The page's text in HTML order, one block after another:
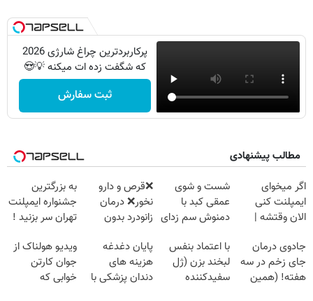
پرکاربردترین چراغ شارژی 2026
که شگفت زده ات میکنه 💡😍
ثبت سفارش
مطالب پیشنهادی
اگر میخوای
ایمپلنت کنی
الان وقتشه |
میلیون تومان!!!
شست و شوی
عمقی کبد با
دمنوش سم زدای
❌قرص‌ و دارو
نخور❌ درمان
زانودرد بدون
به بزرگترین
جشنواره ایمپلنت
تهران سر بزنید !
میلیون !
جادوی درمان
جای زخم در سه
هفته! (همین
با اعتماد بنفس
لبخند بزن (ژل
سفیدکننده
پایان دغدغه
هزینه های
دندان پزشکی با
ویدیو هولناک از
جوان کارتن
خوابی که